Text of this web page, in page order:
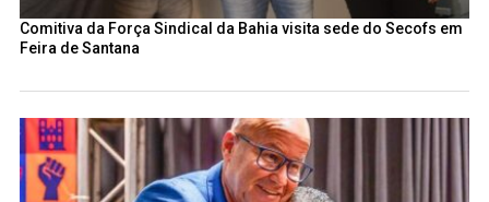
Comitiva da Força Sindical da Bahia visita sede do Secofs em
Feira de Santana